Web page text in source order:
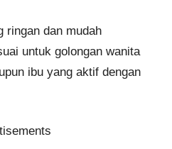
ringan dan mudah
untuk golongan wanita
ibu yang aktif dengan